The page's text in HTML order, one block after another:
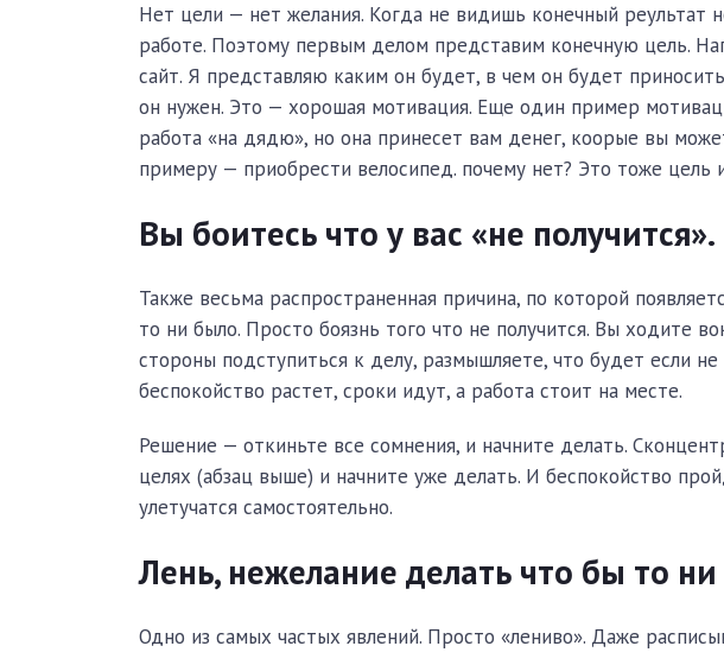
Нет цели — нет желания. Когда не видишь конечный реультат
работе. Поэтому первым делом представим конечную цель.
сайт. Я представляю каким он будет, в чем он будет
он нужен. Это — хорошая мотивация. Еще один пример
работа «на дядю», но она принесет вам денег, коорые вы
примеру — приобрести велосипед. почему нет? Это тоже цель
Вы боитесь что у вас «не получится».
Также весьма распространенная причина, по которой
то ни было. Просто боязнь того что не получится. Вы ходите
стороны подступиться к делу, размышляете, что будет если
беспокойство растет, сроки идут, а работа стоит на месте.
Решение — откиньте все сомнения, и начните делать.
целях (абзац выше) и начните уже делать. И беспокойство
улетучатся самостоятельно.
Лень, нежелание делать что бы то
Одно из самых частых явлений. Просто «лениво». Даже